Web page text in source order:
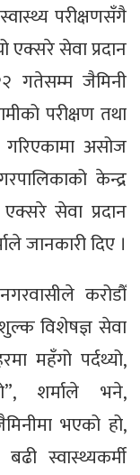
परीक्षणसँगै
एक्सरे सेवा प्रदान
गतेसम्म जैमिनी
परीक्षण तथा
असोज
केन्द्र
सेवा प्रदान
जानकारी दिए ।
करोडौँ
विशेषज्ञ सेवा
महँगो पर्दथ्यो,
शर्माले भने,
भएको हो,
स्वास्थ्यकर्मी